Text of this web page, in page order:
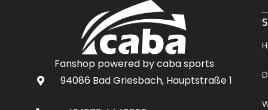
Fanshop powered by caba sports
94086 Bad Griesbach, Hauptstraße 1